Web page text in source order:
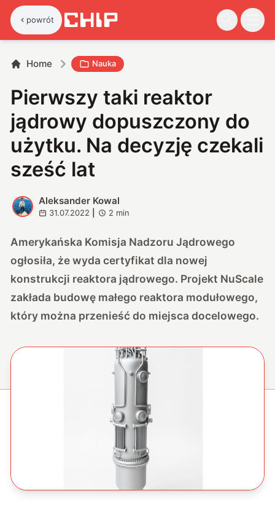
powrót
Home Nauka
Pierwszy taki reaktor
jądrowy dopuszczony do
użytku. Na decyzję czekali
sześć lat
A
Aleksander Kowal
31.07.2022 2 min
Amerykańska Komisja Nadzoru Jądrowego
ogłosiła, że wyda certyfikat dla nowej
konstrukcji reaktora jądrowego. Projekt NuScale
zakłada budowę małego reaktora modułowego,
który można przenieść do miejsca docelowego.